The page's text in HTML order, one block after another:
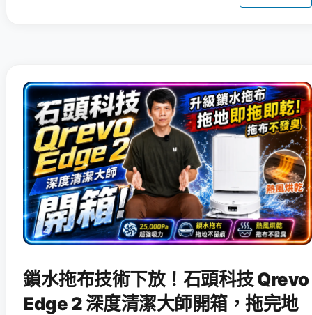
鎖水拖布技術下放！石頭科技 Qrevo
Edge 2 深度清潔大師開箱，拖完地